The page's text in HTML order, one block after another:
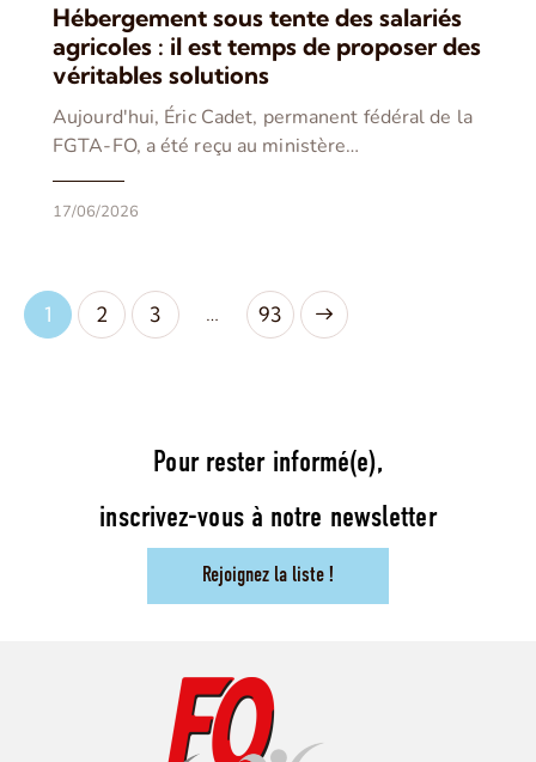
Hébergement sous tente des salariés
agricoles : il est temps de proposer des
véritables solutions
Aujourd'hui, Éric Cadet, permanent fédéral de la
FGTA-FO, a été reçu au ministère…
17/06/2026
1 2 3 … 93
>
Pour rester informé(e),
inscrivez-vous à notre newsletter
Rejoignez la liste !